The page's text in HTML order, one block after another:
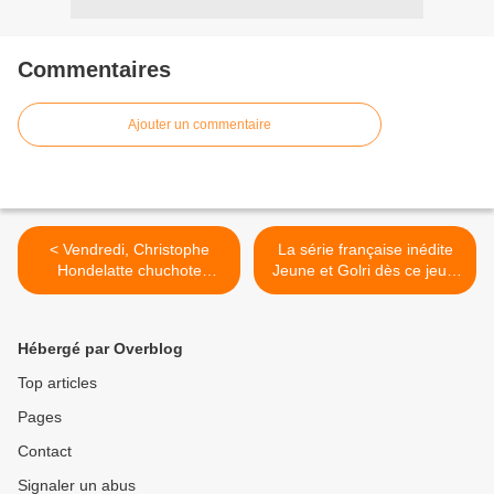
Commentaires
Ajouter un commentaire
< Vendredi, Christophe
Hondelatte chuchote
l’histoire de « Madame
La série française inédite
Jeune et Golri dès ce jeudi
sur OCS. >
Hébergé par Overblog
Top articles
Pages
Contact
Signaler un abus